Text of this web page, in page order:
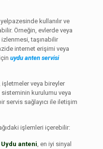
kullanılır ve
Örneğin, evlerde veya
izlenmesi, taşınabilir
internet erişimi veya
uydu anten servisi
veya bireyler
kurulumu veya
servis sağlayıcı ile iletişim
işlemleri içerebilir:
Uydu anteni, en iyi sinyal